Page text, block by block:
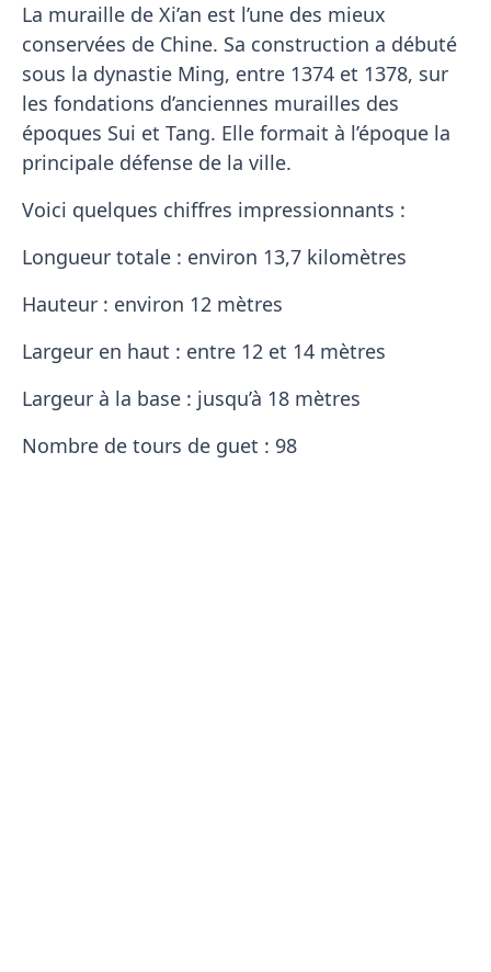
La muraille de Xi’an est l’une des mieux
conservées de Chine. Sa construction a débuté
sous la dynastie Ming, entre 1374 et 1378, sur
les fondations d’anciennes murailles des
époques Sui et Tang. Elle formait à l’époque la
principale défense de la ville.
Voici quelques chiffres impressionnants :
Longueur totale : environ 13,7 kilomètres
Hauteur : environ 12 mètres
Largeur en haut : entre 12 et 14 mètres
Largeur à la base : jusqu’à 18 mètres
Nombre de tours de guet : 98